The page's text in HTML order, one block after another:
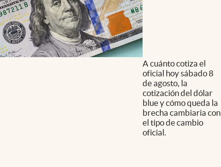
A cuánto cotiza el
oficial hoy sábado 8
de agosto, la
cotización del dólar
blue y cómo queda la
brecha cambiaria con
el tipo de cambio
oficial.